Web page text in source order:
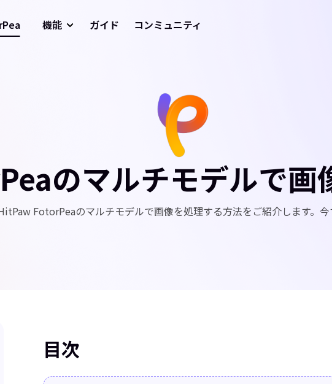
機能 ガイド コンミュニティ
のマルチモデルで画
FotorPeaのマルチモデルで画像を処理する方法をご紹介します。今
目次